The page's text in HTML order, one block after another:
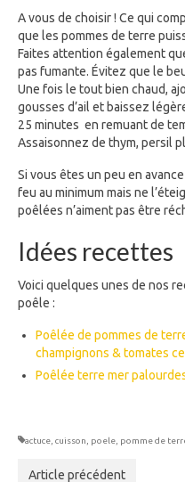
A vous de choisir ! Ce qui
que les pommes de terre
Faites attention également
pas fumante. Évitez que le
Une fois le tout bien chaud,
gousses d’ail et baissez
25 minutes en remuant de
Assaisonnez de thym, persil
Si vous êtes un peu en
feu au minimum mais ne
poêlées n’aiment pas être
Idées recettes
Voici quelques unes de nos
poêle :
Poêlée de pommes de
champignons & tomates
Poêlée terre mer
actuce cuisson poele pomme de
Article précédent